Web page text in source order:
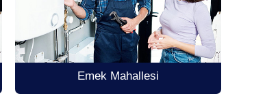
Emek Mahallesi